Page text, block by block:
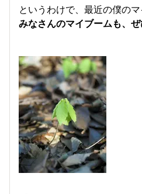
というわけで、最近の僕のマ
みなさんのマイブームも、